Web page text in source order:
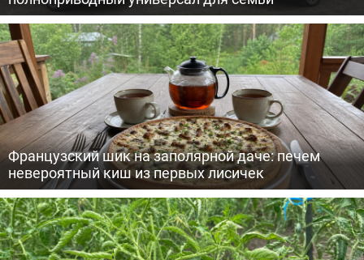
Французский шик на заполярной даче: печем
невероятный киш из первых лисичек